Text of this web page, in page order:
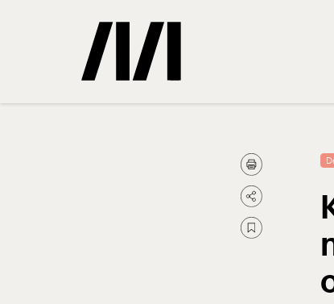
Treffer